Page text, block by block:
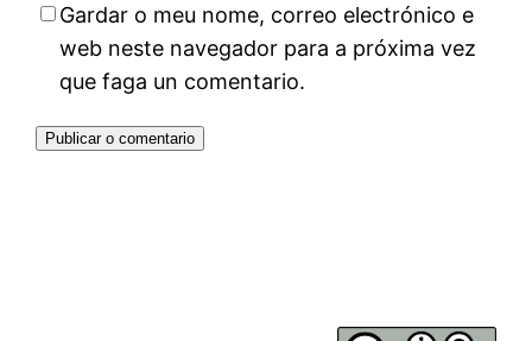
Gardar o meu nome, correo electrónico e
web neste navegador para a próxima vez
que faga un comentario.